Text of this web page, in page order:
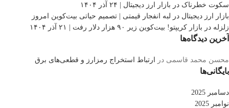
سکوت خطرناک در بازار ارز دیجیتال | ۲۴ آذر ۱۴۰۴
بازار ارز دیجیتال در لبه انفجار قیمتی | تصمیم حیاتی بیت‌کوین امروز
زلزله در بازار کریپتو! بیت‌کوین زیر ۹۰ هزار دلار رفت | ۲۱ آذر ۱۴۰۴
آخرین دیدگاه‌ها
محسن محمد قاسمی در ارتباط استخراج رمزارز و قطعی‌های برق
بایگانی‌ها
دسامبر 2025
نوامبر 2025